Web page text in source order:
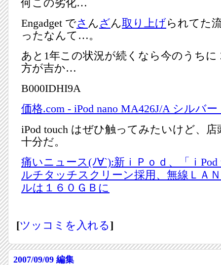
何この劣化…
Engadget でさ んざん取り上げられてた
ったなんて…。
あと1年この状況が続くなら今のうちに
方が吉か…
B000IDHI9A
価格.com - iPod nano MA426J/A シルバ
iPod touch はぜひ触ってみたいけど、
十分だ。
痛いニュース(ﾉ∀`):新ｉＰｏｄ、「ｉPod
ルチタッチスクリーン採用、無線ＬＡ
ルは１６０ＧＢに
[ツッコミを入れる]
2007/09/09 編集